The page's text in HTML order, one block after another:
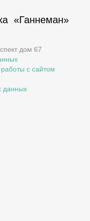
«Ганнеман»
дом 67
с сайтом
данных